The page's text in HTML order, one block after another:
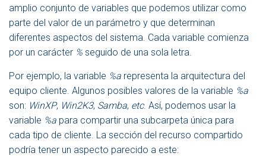
amplio conjunto de variables que podemos utilizar como
parte del valor de un parámetro y que determinan
diferentes aspectos del sistema. Cada variable comienza
por un carácter % seguido de una sola letra.
Por ejemplo, la variable %a representa la arquitectura del
equipo cliente. Algunos posibles valores de la variable %a
son: WinXP, Win2K3, Samba, etc. Así, podemos usar la
variable %a para compartir una subcarpeta única para
cada tipo de cliente. La sección del recurso compartido
podría tener un aspecto parecido a este: